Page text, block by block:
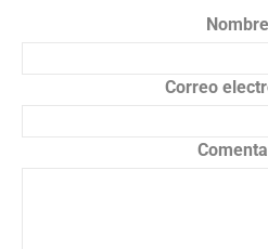
Nombre
Correo